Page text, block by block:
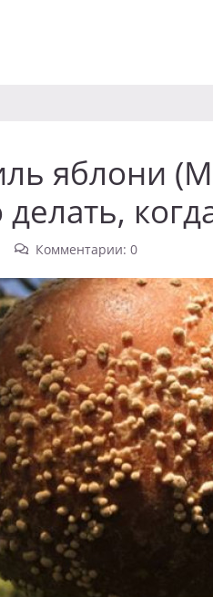
яблони
Комментарии: 0